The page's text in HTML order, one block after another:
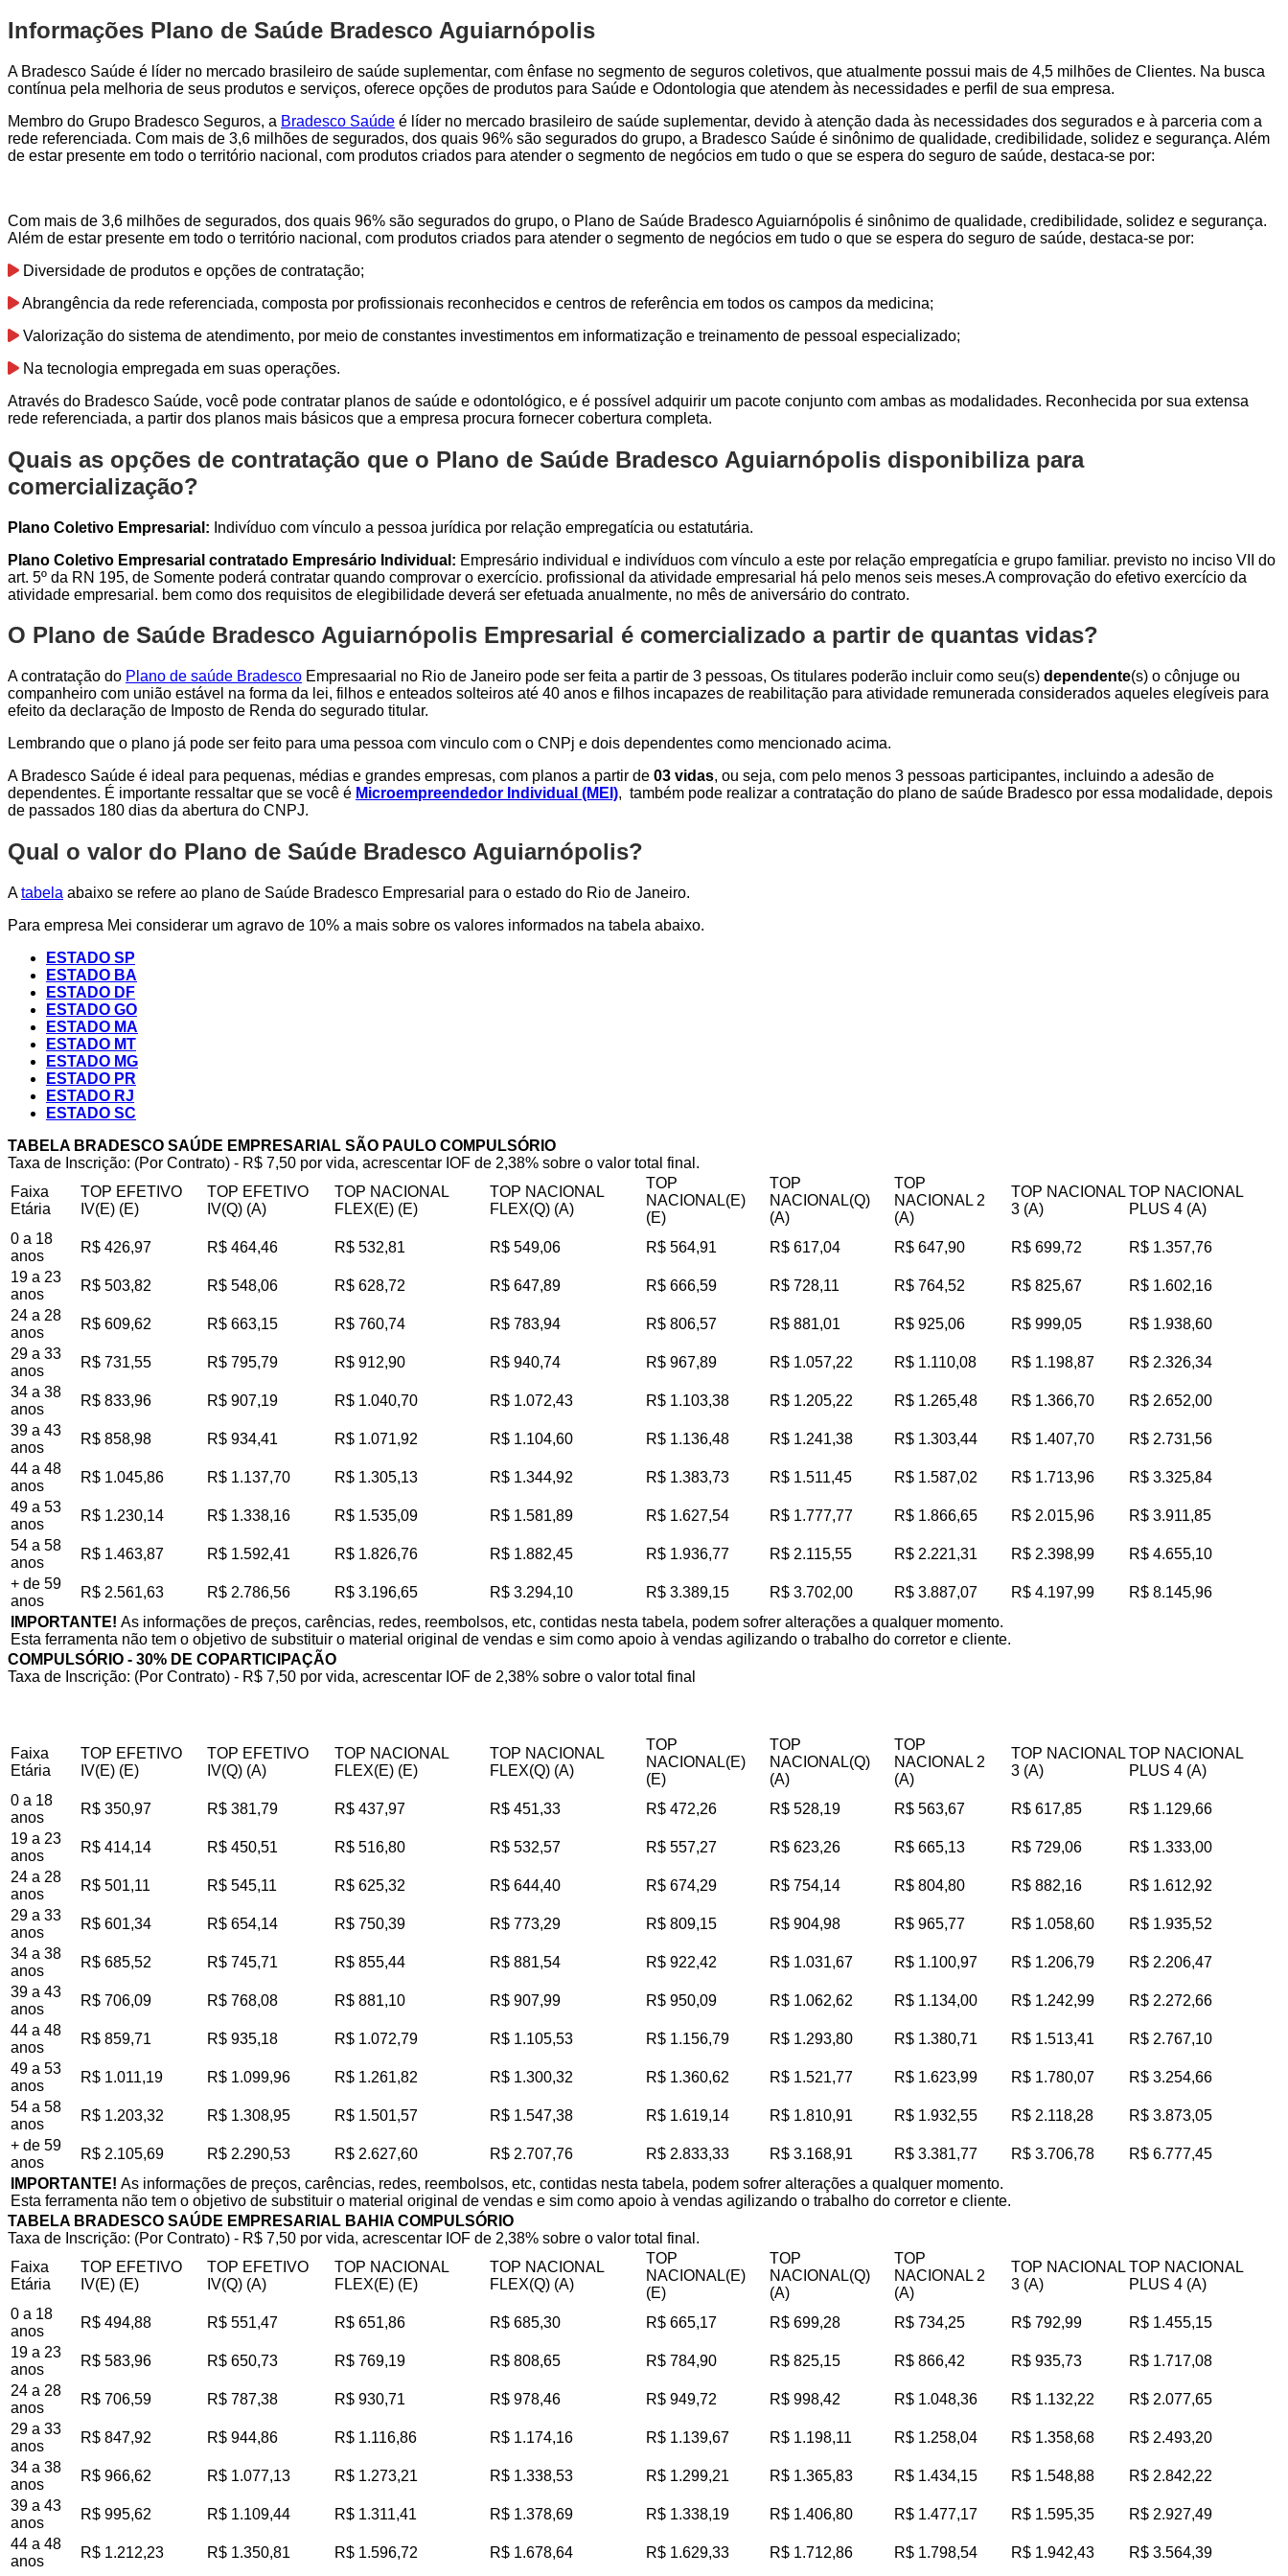
Informações Plano de Saúde Bradesco Aguiarnópolis
A Bradesco Saúde é líder no mercado brasileiro de saúde suplementar, com ênfase no segmento de seguros coletivos, que atualmente possui mais de 4,5 milhões de Clientes. Na busca
contínua pela melhoria de seus produtos e serviços, oferece opções de produtos para Saúde e Odontologia que atendem às necessidades e perfil de sua empresa.
Membro do Grupo Bradesco Seguros, a Bradesco Saúde é líder no mercado brasileiro de saúde suplementar, devido à atenção dada às necessidades dos segurados e à parceria com a
rede referenciada. Com mais de 3,6 milhões de segurados, dos quais 96% são segurados do grupo, a Bradesco Saúde é sinônimo de qualidade, credibilidade, solidez e segurança. Além
de estar presente em todo o território nacional, com produtos criados para atender o segmento de negócios em tudo o que se espera do seguro de saúde, destaca-se por:
Com mais de 3,6 milhões de segurados, dos quais 96% são segurados do grupo, o Plano de Saúde Bradesco Aguiarnópolis é sinônimo de qualidade, credibilidade, solidez e segurança.
Além de estar presente em todo o território nacional, com produtos criados para atender o segmento de negócios em tudo o que se espera do seguro de saúde, destaca-se por:
Diversidade de produtos e opções de contratação;
Abrangência da rede referenciada, composta por profissionais reconhecidos e centros de referência em todos os campos da medicina;
Valorização do sistema de atendimento, por meio de constantes investimentos em informatização e treinamento de pessoal especializado;
Na tecnologia empregada em suas operações.
Através do Bradesco Saúde, você pode contratar planos de saúde e odontológico, e é possível adquirir um pacote conjunto com ambas as modalidades. Reconhecida por sua extensa
rede referenciada, a partir dos planos mais básicos que a empresa procura fornecer cobertura completa.
Quais as opções de contratação que o Plano de Saúde Bradesco Aguiarnópolis disponibiliza para
comercialização?
Plano Coletivo Empresarial: Indivíduo com vínculo a pessoa jurídica por relação empregatícia ou estatutária.
Plano Coletivo Empresarial contratado Empresário Individual: Empresário individual e indivíduos com vínculo a este por relação empregatícia e grupo familiar. previsto no inciso VII do
art. 5º da RN 195, de Somente poderá contratar quando comprovar o exercício. profissional da atividade empresarial há pelo menos seis meses.A comprovação do efetivo exercício da
atividade empresarial. bem como dos requisitos de elegibilidade deverá ser efetuada anualmente, no mês de aniversário do contrato.
O Plano de Saúde Bradesco Aguiarnópolis Empresarial é comercializado a partir de quantas vidas?
A contratação do Plano de saúde Bradesco Empresaarial no Rio de Janeiro pode ser feita a partir de 3 pessoas, Os titulares poderão incluir como seu(s) dependente(s) o cônjuge ou
companheiro com união estável na forma da lei, filhos e enteados solteiros até 40 anos e filhos incapazes de reabilitação para atividade remunerada considerados aqueles elegíveis para
efeito da declaração de Imposto de Renda do segurado titular.
Lembrando que o plano já pode ser feito para uma pessoa com vinculo com o CNPj e dois dependentes como mencionado acima.
A Bradesco Saúde é ideal para pequenas, médias e grandes empresas, com planos a partir de 03 vidas, ou seja, com pelo menos 3 pessoas participantes, incluindo a adesão de
dependentes. É importante ressaltar que se você é Microempreendedor Individual (MEI), também pode realizar a contratação do plano de saúde Bradesco por essa modalidade, depois
de passados 180 dias da abertura do CNPJ.
Qual o valor do Plano de Saúde Bradesco Aguiarnópolis?
Atabela abaixo se refere ao plano de Saúde Bradesco Empresarial para o estado do Rio de Janeiro.
Para empresa Mei considerar um agravo de 10% a mais sobre os valores informados na tabela abaixo.
ESTADO SP
ESTADO BA
ESTADO DF
ESTADO GO
ESTADO MA
ESTADO MT
ESTADO MG
ESTADO PR
ESTADO RJ
ESTADO SC
TABELA BRADESCO SAÚDE EMPRESARIAL SÃO PAULO COMPULSÓRIO
Taxa de Inscrição: (Por Contrato) - R$ 7,50 por vida, acrescentar IOF de 2,38% sobre o valor total final.
Faixa
Etária
TOP EFETIVO
IV(E) (E)
TOP EFETIVO
IV(Q) (A)
TOP NACIONAL
FLEX(E) (E)
TOP NACIONAL
FLEX(Q) (A)
TOP
NACIONAL(E)
(E)
TOP
NACIONAL(Q)
(A)
TOP
NACIONAL 2
(A)
TOP NACIONAL
3 (A)
TOP NACIONAL
PLUS 4 (A)
0 a 18
anos
R$ 426,97 R$ 464,46 R$ 532,81 R$ 549,06 R$ 564,91 R$ 617,04 R$ 647,90 R$ 699,72
R$ 1.357,76
19 a 23
anos
R$ 503,82 R$ 548,06 R$ 628,72 R$ 647,89 R$ 666,59 R$ 728,11 R$ 764,52 R$ 825,67
R$ 1.602,16
24 a 28
anos
R$ 609,62 R$ 663,15 R$ 760,74 R$ 783,94 R$ 806,57 R$ 881,01 R$ 925,06 R$ 999,05
R$ 1.938,60
29 a 33
anos
R$ 731,55 R$ 795,79 R$ 912,90 R$ 940,74 R$ 967,89 R$ 1.057,22 R$ 1.110,08 R$ 1.198,87
R$ 2.326,34
34 a 38
anos
R$ 833,96 R$ 907,19 R$ 1.040,70 R$ 1.072,43 R$ 1.103,38 R$ 1.205,22 R$ 1.265,48 R$ 1.366,70
R$ 2.652,00
39 a 43
anos
R$ 858,98 R$ 934,41 R$ 1.071,92 R$ 1.104,60 R$ 1.136,48 R$ 1.241,38 R$ 1.303,44 R$ 1.407,70
R$ 2.731,56
44 a 48
anos
R$ 1.045,86 R$ 1.137,70 R$ 1.305,13 R$ 1.344,92 R$ 1.383,73 R$ 1.511,45 R$ 1.587,02 R$ 1.713,96
R$ 3.325,84
49 a 53
anos
R$ 1.230,14 R$ 1.338,16 R$ 1.535,09 R$ 1.581,89 R$ 1.627,54 R$ 1.777,77 R$ 1.866,65 R$ 2.015,96
R$ 3.911,85
54 a 58
anos
R$ 1.463,87 R$ 1.592,41 R$ 1.826,76 R$ 1.882,45 R$ 1.936,77 R$ 2.115,55 R$ 2.221,31 R$ 2.398,99
R$ 4.655,10
+ de 59
anos
R$ 2.561,63 R$ 2.786,56 R$ 3.196,65 R$ 3.294,10 R$ 3.389,15 R$ 3.702,00 R$ 3.887,07 R$ 4.197,99
R$ 8.145,96
IMPORTANTE! As informações de preços, carências, redes, reembolsos, etc, contidas nesta tabela, podem sofrer alterações a qualquer momento.
Esta ferramenta não tem o objetivo de substituir o material original de vendas e sim como apoio à vendas agilizando o trabalho do corretor e cliente.
COMPULSÓRIO - 30% DE COPARTICIPAÇÃO
Taxa de Inscrição: (Por Contrato) - R$ 7,50 por vida, acrescentar IOF de 2,38% sobre o valor total final
Faixa
Etária
TOP EFETIVO
IV(E) (E)
TOP EFETIVO
IV(Q) (A)
TOP NACIONAL
FLEX(E) (E)
TOP NACIONAL
FLEX(Q) (A)
TOP
NACIONAL(E)
(E)
TOP
NACIONAL(Q)
(A)
TOP
NACIONAL 2
(A)
TOP NACIONAL
3 (A)
TOP NACIONAL
PLUS 4 (A)
0 a 18
anos
R$ 350,97 R$ 381,79 R$ 437,97 R$ 451,33 R$ 472,26 R$ 528,19 R$ 563,67 R$ 617,85
R$ 1.129,66
19 a 23
anos
R$ 414,14 R$ 450,51 R$ 516,80 R$ 532,57 R$ 557,27 R$ 623,26 R$ 665,13 R$ 729,06
R$ 1.333,00
24 a 28
anos
R$ 501,11 R$ 545,11 R$ 625,32 R$ 644,40 R$ 674,29 R$ 754,14 R$ 804,80 R$ 882,16
R$ 1.612,92
29 a 33
anos
R$ 601,34 R$ 654,14 R$ 750,39 R$ 773,29 R$ 809,15 R$ 904,98 R$ 965,77 R$ 1.058,60
R$ 1.935,52
34 a 38
anos
R$ 685,52 R$ 745,71 R$ 855,44 R$ 881,54 R$ 922,42 R$ 1.031,67 R$ 1.100,97 R$ 1.206,79
R$ 2.206,47
39 a 43
anos
R$ 706,09 R$ 768,08 R$ 881,10 R$ 907,99 R$ 950,09 R$ 1.062,62 R$ 1.134,00 R$ 1.242,99
R$ 2.272,66
44 a 48
anos
R$ 859,71 R$ 935,18 R$ 1.072,79 R$ 1.105,53 R$ 1.156,79 R$ 1.293,80 R$ 1.380,71 R$ 1.513,41
R$ 2.767,10
49 a 53
anos
R$ 1.011,19 R$ 1.099,96 R$ 1.261,82 R$ 1.300,32 R$ 1.360,62 R$ 1.521,77 R$ 1.623,99 R$ 1.780,07
R$ 3.254,66
54 a 58
anos
R$ 1.203,32 R$ 1.308,95 R$ 1.501,57 R$ 1.547,38 R$ 1.619,14 R$ 1.810,91 R$ 1.932,55 R$ 2.118,28
R$ 3.873,05
+ de 59
anos
R$ 2.105,69 R$ 2.290,53 R$ 2.627,60 R$ 2.707,76 R$ 2.833,33 R$ 3.168,91 R$ 3.381,77 R$ 3.706,78
R$ 6.777,45
IMPORTANTE! As informações de preços, carências, redes, reembolsos, etc, contidas nesta tabela, podem sofrer alterações a qualquer momento.
Esta ferramenta não tem o objetivo de substituir o material original de vendas e sim como apoio à vendas agilizando o trabalho do corretor e cliente.
TABELA BRADESCO SAÚDE EMPRESARIAL BAHIA COMPULSÓRIO
Taxa de Inscrição: (Por Contrato) - R$ 7,50 por vida, acrescentar IOF de 2,38% sobre o valor total final.
Faixa
Etária
TOP EFETIVO
IV(E) (E)
TOP EFETIVO
IV(Q) (A)
TOP NACIONAL
FLEX(E) (E)
TOP NACIONAL
FLEX(Q) (A)
TOP
NACIONAL(E)
(E)
TOP
NACIONAL(Q)
(A)
TOP
NACIONAL 2
(A)
TOP NACIONAL
3 (A)
TOP NACIONAL
PLUS 4 (A)
0 a 18
anos
R$ 494,88 R$ 551,47 R$ 651,86 R$ 685,30 R$ 665,17 R$ 699,28 R$ 734,25 R$ 792,99
R$ 1.455,15
19 a 23
anos
R$ 583,96 R$ 650,73 R$ 769,19 R$ 808,65 R$ 784,90 R$ 825,15 R$ 866,42 R$ 935,73
R$ 1.717,08
24 a 28
anos
R$ 706,59 R$ 787,38 R$ 930,71 R$ 978,46 R$ 949,72 R$ 998,42 R$ 1.048,36 R$ 1.132,22
R$ 2.077,65
29 a 33
anos
R$ 847,92 R$ 944,86 R$ 1.116,86 R$ 1.174,16 R$ 1.139,67 R$ 1.198,11 R$ 1.258,04 R$ 1.358,68
R$ 2.493,20
34 a 38
anos
R$ 966,62 R$ 1.077,13 R$ 1.273,21 R$ 1.338,53 R$ 1.299,21 R$ 1.365,83 R$ 1.434,15 R$ 1.548,88
R$ 2.842,22
39 a 43
anos
R$ 995,62 R$ 1.109,44 R$ 1.311,41 R$ 1.378,69 R$ 1.338,19 R$ 1.406,80 R$ 1.477,17 R$ 1.595,35
R$ 2.927,49
44 a 48
anos
R$ 1.212,23 R$ 1.350,81 R$ 1.596,72 R$ 1.678,64 R$ 1.629,33 R$ 1.712,86 R$ 1.798,54 R$ 1.942,43
R$ 3.564,39